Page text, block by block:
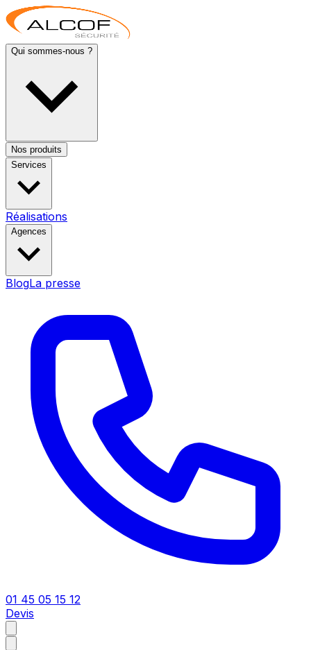
Qui sommes-nous ?
Nos produits
Services
Réalisations
Agences
BlogLa presse
01 45 05 15 12
Devis